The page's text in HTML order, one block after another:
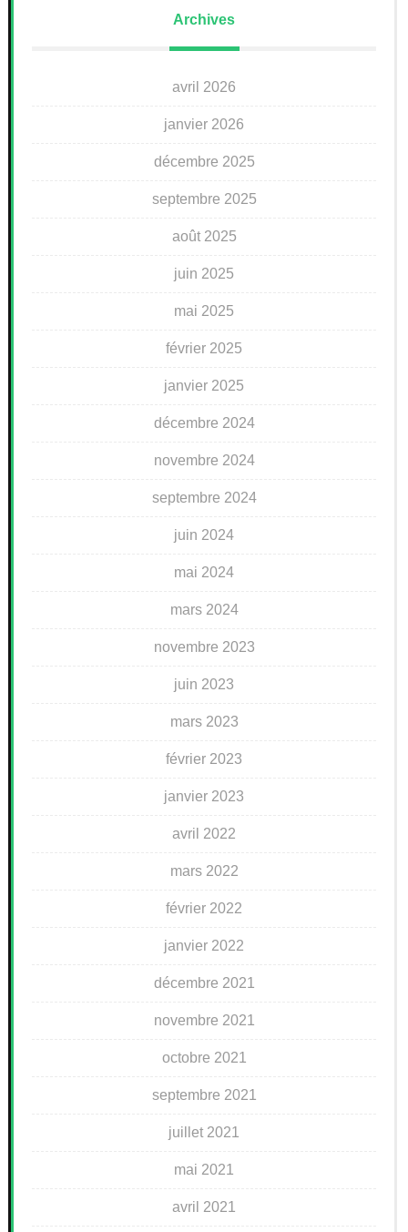
Archives
avril 2026
janvier 2026
décembre 2025
septembre 2025
août 2025
juin 2025
mai 2025
février 2025
janvier 2025
décembre 2024
novembre 2024
septembre 2024
juin 2024
mai 2024
mars 2024
novembre 2023
juin 2023
mars 2023
février 2023
janvier 2023
avril 2022
mars 2022
février 2022
janvier 2022
décembre 2021
novembre 2021
octobre 2021
septembre 2021
juillet 2021
mai 2021
avril 2021